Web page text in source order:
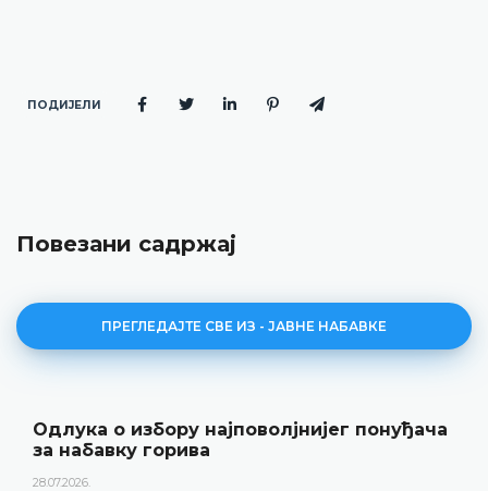
ПОДИЈЕЛИ
Повезани садржај
ПРЕГЛЕДАЈТЕ СВЕ ИЗ - ЈАВНЕ НАБАВКЕ
Одлука о избору најповолјнијег понуђача
за набавку горива
28.07.2026.